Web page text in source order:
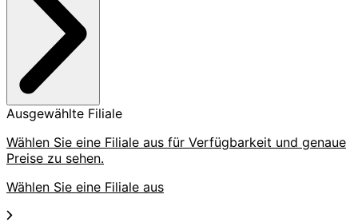
Ausgewählte Filiale
Wählen Sie eine Filiale aus für Verfügbarkeit und genaue
Preise zu sehen.
Wählen Sie eine Filiale aus